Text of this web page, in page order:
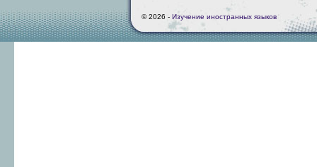
© 2026 - Изучение иностранных языков